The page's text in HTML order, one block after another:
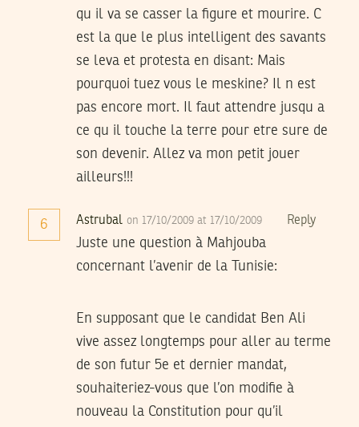
qu il va se casser la figure et mourire. C
est la que le plus intelligent des savants
se leva et protesta en disant: Mais
pourquoi tuez vous le meskine? Il n est
pas encore mort. Il faut attendre jusqu a
ce qu il touche la terre pour etre sure de
son devenir. Allez va mon petit jouer
ailleurs!!!
6 Astrubal on 17/10/2009 at 17/10/2009 Reply
Juste une question à Mahjouba
concernant l’avenir de la Tunisie:
En supposant que le candidat Ben Ali
vive assez longtemps pour aller au terme
de son futur 5e et dernier mandat,
souhaiteriez-vous que l’on modifie à
nouveau la Constitution pour qu’il